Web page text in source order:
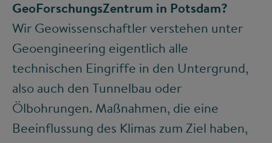
GeoForschungsZentrum in Potsdam?
Wir Geowissenschaftler verstehen unter
Geoengineering eigentlich alle
technischen Eingriffe in den Untergrund,
also auch den Tunnelbau oder
Ölbohrungen. Maßnahmen, die eine
Beeinflussung des Klimas zum Ziel haben,